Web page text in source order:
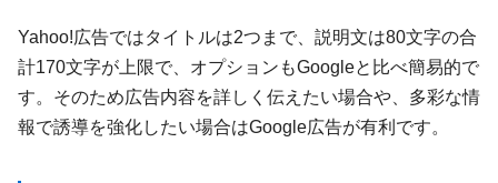
Yahoo!広告ではタイトルは2つまで、説明文は80文字の合
計170文字が上限で、オプションもGoogleと比べ簡易的で
す。そのため広告内容を詳しく伝えたい場合や、多彩な情
報で誘導を強化したい場合はGoogle広告が有利です。